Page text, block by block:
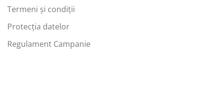
Termeni și condiții
Protecția datelor
Regulament Campanie